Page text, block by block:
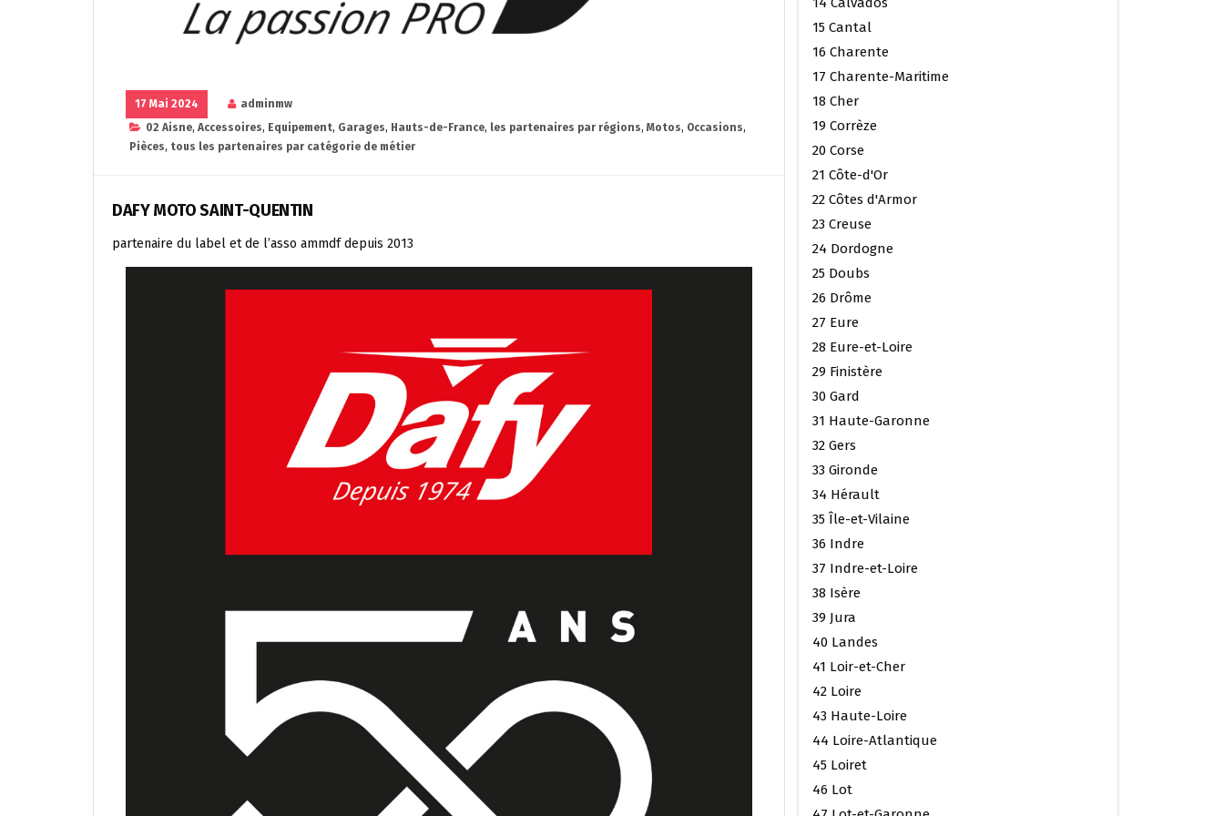
17 Mai 2024
adminmw
02 Aisne, Accessoires, Equipement, Garages, Hauts-de-France, les partenaires par régions, Motos, Occasions,
Pièces, tous les partenaires par catégorie de métier
DAFY MOTO SAINT-QUENTIN
partenaire du label et de l’asso ammdf depuis 2013
15 Cantal
16 Charente
17 Charente-Maritime
18 Cher
19 Corrèze
20 Corse
21 Côte-d'Or
22 Côtes d'Armor
23 Creuse
24 Dordogne
25 Doubs
26 Drôme
27 Eure
28 Eure-et-Loire
29 Finistère
30 Gard
31 Haute-Garonne
32 Gers
33 Gironde
34 Hérault
35 Île-et-Vilaine
36 Indre
37 Indre-et-Loire
38 Isère
39 Jura
40 Landes
41 Loir-et-Cher
42 Loire
43 Haute-Loire
44 Loire-Atlantique
45 Loiret
46 Lot